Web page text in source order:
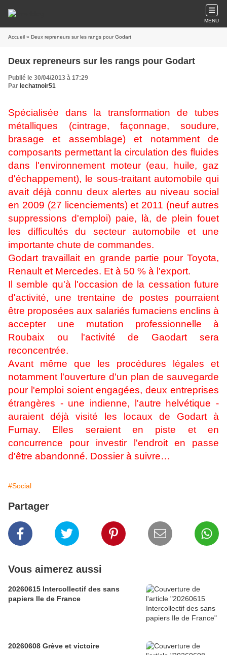
MENU
Accueil » Deux repreneurs sur les rangs pour Godart
Deux repreneurs sur les rangs pour Godart
Publié le 30/04/2013 à 17:29
Par lechatnoir51
Spécialisée dans la transformation de tubes
métalliques (cintrage, façonnage, soudure,
brasage et assemblage) et notamment de
composants permettant la circulation des fluides
dans l'environnement moteur (eau, huile, gaz
d'échappement), le sous-traitant automobile qui
avait déjà connu deux alertes au niveau social
en 2009 (27 licenciements) et 2011 (neuf autres
suppressions d'emploi) paie, là, de plein fouet
les difficultés du secteur automobile et une
importante chute de commandes.
Godart travaillait en grande partie pour Toyota,
Renault et Mercedes. Et à 50 % à l'export.
Il semble qu'à l'occasion de la cessation future
d'activité, une trentaine de postes pourraient
être proposées aux salariés fumaciens enclins à
accepter une mutation professionnelle à
Roubaix ou l'activité de Gaodart sera
reconcentrée.
Avant même que les procédures légales et
notamment l'ouverture d'un plan de sauvegarde
pour l'emploi soient engagées, deux entreprises
étrangères - une indienne, l'autre helvétique -
auraient déjà visité les locaux de Godart à
Fumay. Elles seraient en piste et en
concurrence pour investir l'endroit en passe
d'être abandonné. Dossier à suivre…
#Social
Partager
Vous aimerez aussi
20260615 Intercollectif des sans
papiers Ile de France
20260608 Grève et victoire